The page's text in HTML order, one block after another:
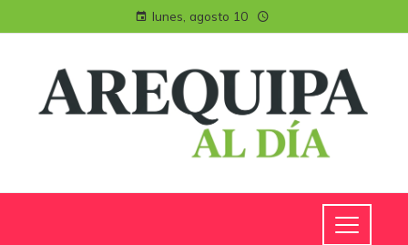
lunes, agosto 10